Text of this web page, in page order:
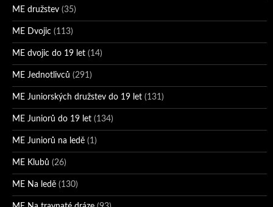
ME družstev (35)
ME Dvojic (113)
ME dvojic do 19 let (14)
ME Jednotlivců (291)
ME Juniorských družstev do 19 let (131)
ME Juniorů do 19 let (134)
ME Juniorů na ledě (1)
ME Klubů (26)
ME Na ledě (130)